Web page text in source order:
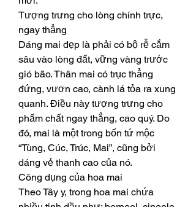
Tượng trưng cho lòng chính trực,
ngay thẳng
Dáng mai đẹp là phải có bộ rễ cắm
sâu vào lòng đất, vững vàng trước
gió bão. Thân mai có trục thẳng
đứng, vươn cao, cành lá tỏa ra xung
quanh. Điều này tượng trưng cho
phẩm chất ngay thẳng, cao quý. Do
đó, mai là một trong bốn tứ mộc
“Tùng, Cúc, Trúc, Mai”, cũng bởi
dáng vẻ thanh cao của nó.
Công dụng của hoa mai
Theo Tây y, trong hoa mai chứa